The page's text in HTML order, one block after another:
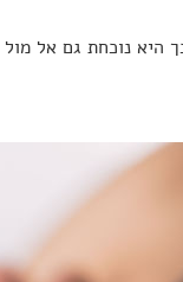
היא נוכחת גם אל